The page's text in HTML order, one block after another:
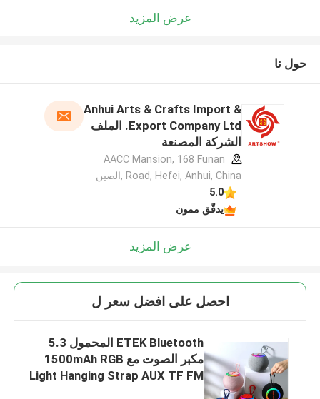
عرض المزيد
حول نا
Anhui Arts & Crafts Import &
Export Company Ltd. الملف
الشركة المصنعة
AACC Mansion, 168 Funan
Road, Hefei, Anhui, China ,الصين
5.0
يدقّق ممون
عرض المزيد
احصل على افضل سعر ل
ETEK Bluetooth المحمول 5.3
مكبر الصوت مع 1500mAh RGB
Light Hanging Strap AUX TF FM